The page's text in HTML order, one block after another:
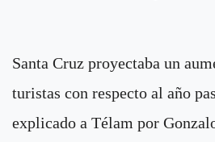
Santa Cruz proyectaba un
turistas con respecto al año
explicado a Télam por